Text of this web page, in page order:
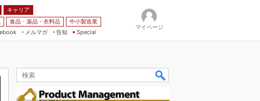
キャリア
食品・薬品・衣料品
中小製造業
ebook
メルマガ
告知 Special
マイページ